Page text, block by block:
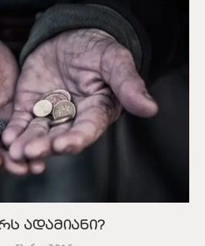
ადამიანი?